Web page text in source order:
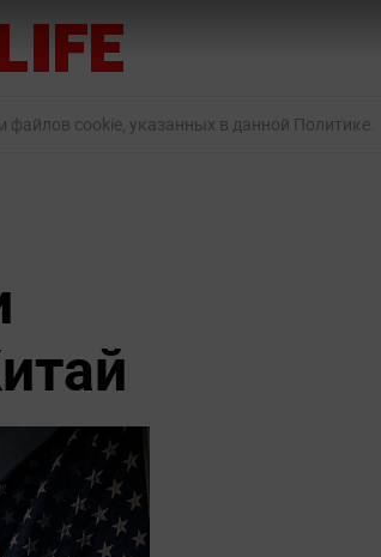
файлов cookie, указанных в данной Политике.